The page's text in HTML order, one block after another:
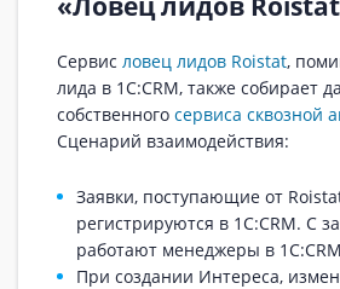
Сервис ловец лидов Roistat,
лида в 1С:CRM, также собирает
собственного сервиса сквозной
Сценарий взаимодействия:
Заявки, поступающие от
регистрируются в 1С:CRM. C
работают менеджеры в
При создании Интереса,